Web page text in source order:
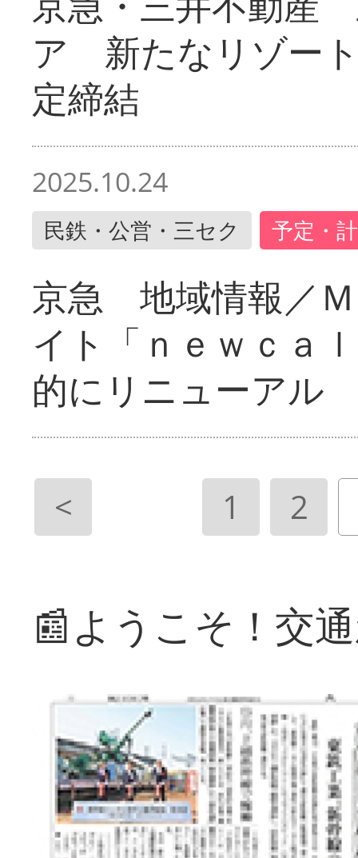
ア 新たなリゾー
定締結
2025.10.24
民鉄・公営・三セク 予定・
京急 地域情報／
イト「ｎｅｗｃａ
的にリニューアル
< 1 2
📰ようこそ！交